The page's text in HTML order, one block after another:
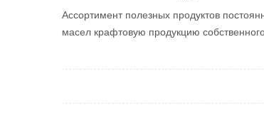
Ассортимент полезных продуктов
масел крафтовую продукцию